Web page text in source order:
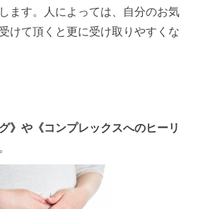
ます。人によっては、自分のお気
けて頂くと更に受け取りやすくな
》や《コンプレックスへのヒーリ